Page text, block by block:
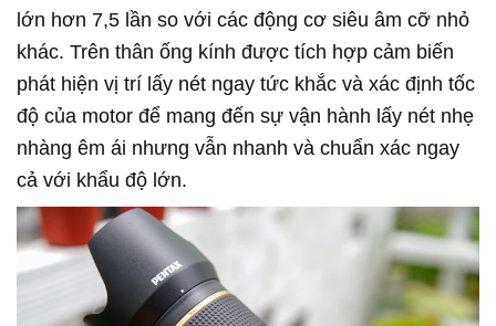
lớn hơn 7,5 lần so với các động cơ siêu âm cỡ nhỏ
khác. Trên thân ống kính được tích hợp cảm biến
phát hiện vị trí lấy nét ngay tức khắc và xác định tốc
độ của motor để mang đến sự vận hành lấy nét nhẹ
nhàng êm ái nhưng vẫn nhanh và chuẩn xác ngay
cả với khẩu độ lớn.